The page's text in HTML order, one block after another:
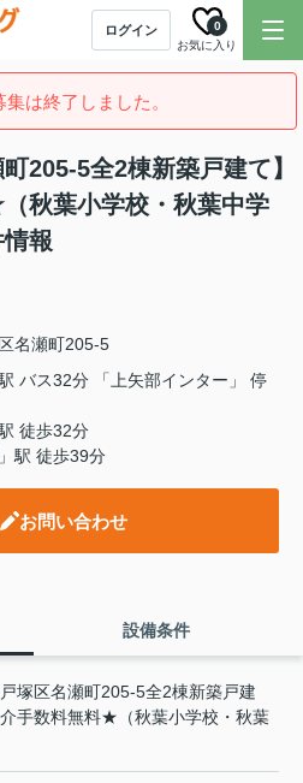
ログイン
お気に入り
0
は終了しました。
205-5全2棟新築戸建て】
秋葉小学校・秋葉中学
報
名瀬町205-5
駅 バス32分 「上矢部インター」 停
徒歩32分
」駅 徒歩39分
お問い合わせ
設備条件
戸塚区名瀬町205-5全2棟新築戸建
手数料無料★（秋葉小学校・秋葉